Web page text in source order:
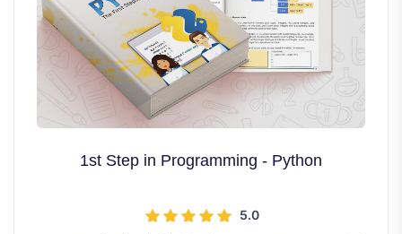
1st Step in Programming - Python
5.0